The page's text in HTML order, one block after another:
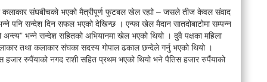
संघबीचको भएको मैत्रीपूर्ण फुटबल खेल रह्यो – जसले तीज केवल संवाद
पनि सन्देश दिन सफल भएको देखिन्छ । एन्फा खेल मैदान सातदोबाटोमा सम्पन्न
अन्त्य” भन्ने सन्देश सहितको अभियानमा खेल भएको थियो । दुवै पक्षका महिला
तथा कलाकार संघका सदस्य गोपाल ढकाल छन्देले गर्नु भएको थियो ।
रुपैंयाको नगद राशी सहित प्रथम भएको थियो भने पैतिस हजार रुपैंयाको